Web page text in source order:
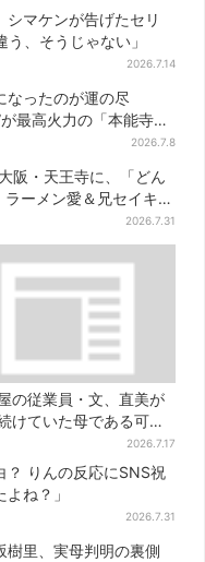
すぎる理由とは
シマケンが告げたセリ
、そうじゃない」
2026.7.14
なったのが運の尽
最高火力の「本能寺」
2026.7.8
阪・天王寺に、「どん
ーメン愛＆兄セイキン
2026.7.31
の従業員・文、直美が
けていた母である可能
浮上？ SNS驚き「灯台下
ぎる」
2026.7.17
？ りんの反応にSNS祝
ね？」
2026.7.31
樹里、実母判明の裏側